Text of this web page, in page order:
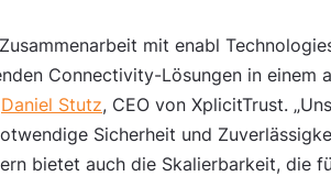
mit enabl
Connectivity-Lösungen in einem
Daniel Stutz, CEO von XplicitTrust.
Sicherheit und
bietet auch die Skalierbarkeit, die